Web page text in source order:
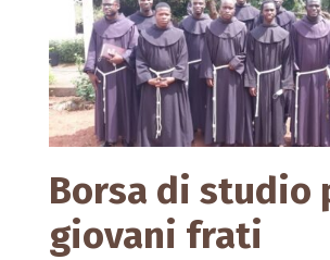
Borsa di studio
giovani frati